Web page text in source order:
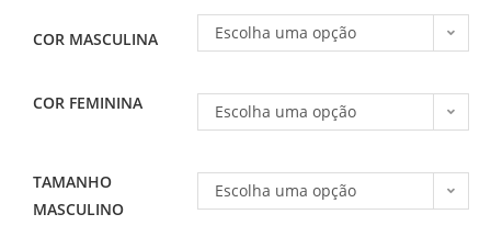
COR MASCULINA Escolha uma opção
COR FEMININA Escolha uma opção
TAMANHO
MASCULINO
Escolha uma opção